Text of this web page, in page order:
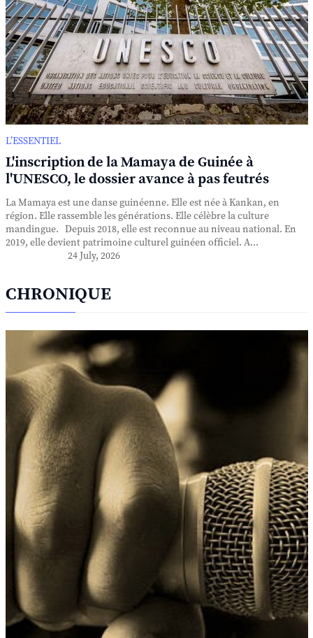
L’ESSENTIEL
L'inscription de la Mamaya de Guinée à
l'UNESCO, le dossier avance à pas feutrés
La Mamaya est une danse guinéenne. Elle est née à Kankan, en
région. Elle rassemble les générations. Elle célèbre la culture
mandingue. Depuis 2018, elle est reconnue au niveau national. En
2019, elle devient patrimoine culturel guinéen officiel. A...
24 July, 2026
CHRONIQUE